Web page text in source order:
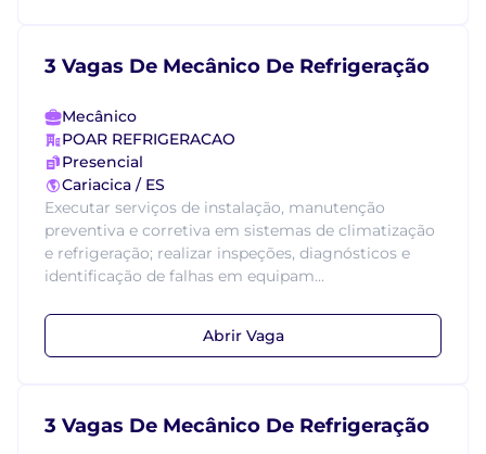
3 Vagas De Mecânico De Refrigeração
Mecânico
POAR REFRIGERACAO
Presencial
Cariacica / ES
Executar serviços de instalação, manutenção
preventiva e corretiva em sistemas de climatização
e refrigeração; realizar inspeções, diagnósticos e
identificação de falhas em equipam...
Abrir Vaga
3 Vagas De Mecânico De Refrigeração